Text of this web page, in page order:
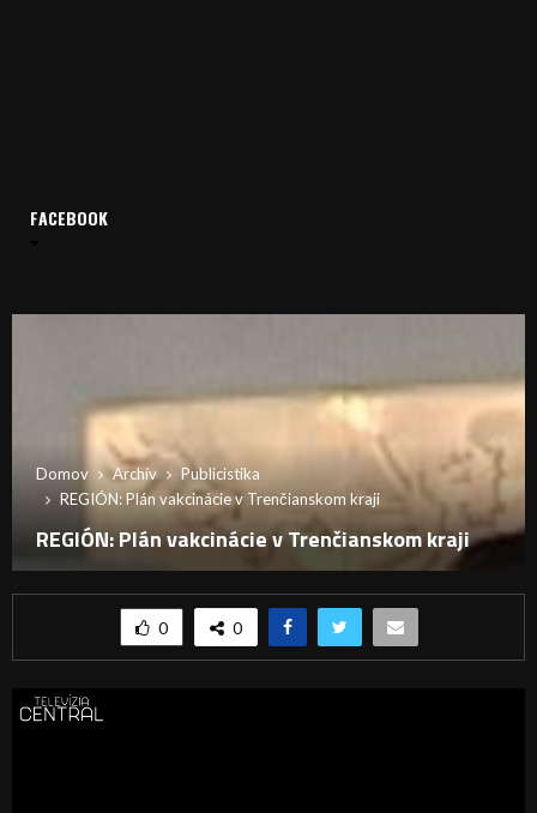
Domov Archív
Publicistika
REGIÓN: Plán vakcinácie v Trenčianskom kraji
REGIÓN: Plán vakcinácie v Trenčianskom kraji
0 0
FACEBOOK